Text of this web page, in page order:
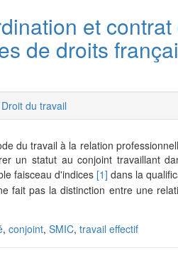
et contrat
de droits
Droit du travail
du travail à la relation
un statut au conjoint travaillant
faisceau d'indices [1] dans la
fait pas la distinction entre une
, conjoint, SMIC, travail effectif